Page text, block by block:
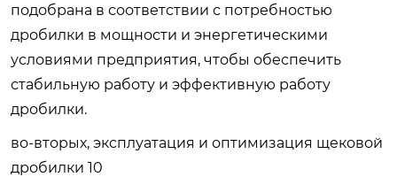
подобрана в соответствии с потребностью
дробилки в мощности и энергетическими
условиями предприятия, чтобы обеспечить
стабильную работу и эффективную работу
дробилки.
во-вторых, эксплуатация и оптимизация щековой
дробилки 10